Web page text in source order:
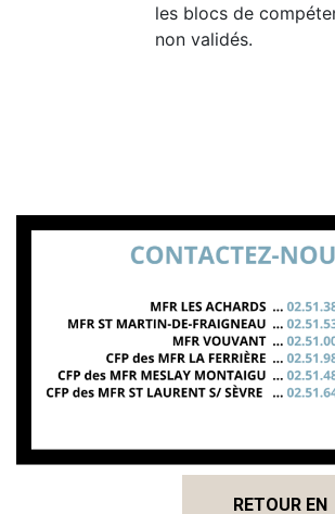
les blocs de
non validés.
RETOUR EN